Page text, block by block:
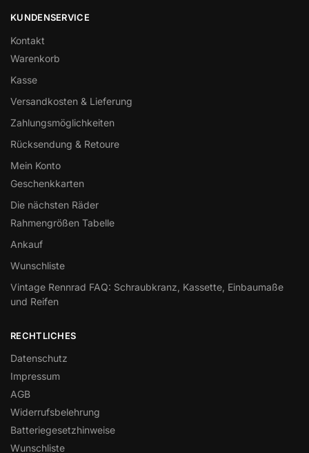
KUNDENSERVICE
Kontakt
Warenkorb
Kasse
Versandkosten & Lieferung
Zahlungsmöglichkeiten
Rücksendung & Retoure
Mein Konto
Geschenkkarten
Die nächsten Räder
Rahmengrößen Tabelle
Ankauf
Wunschliste
Vintage Rennrad FAQ: Schraubkranz, Kassette, Einbaumaße
und Reifen
RECHTLICHES
Datenschutz
Impressum
AGB
Widerrufsbelehrung
Batteriegesetzhinweise
Wunschliste